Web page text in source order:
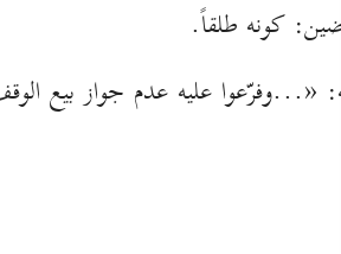
كونه طلقاً.
عليه عدم جواز بيع الوقف